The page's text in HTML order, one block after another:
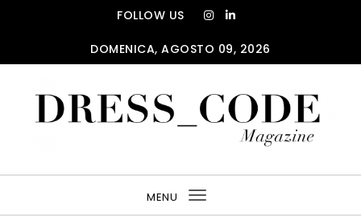
FOLLOW US
DOMENICA, AGOSTO 09, 2026
MENU
Toggle